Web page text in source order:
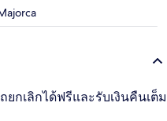
กเลิกได้ฟรีและรับเงินคืนเต็ม